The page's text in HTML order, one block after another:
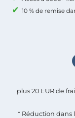
10 % de remise
plus 20 EUR de
* Réduction dans